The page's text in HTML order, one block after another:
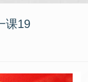
课19